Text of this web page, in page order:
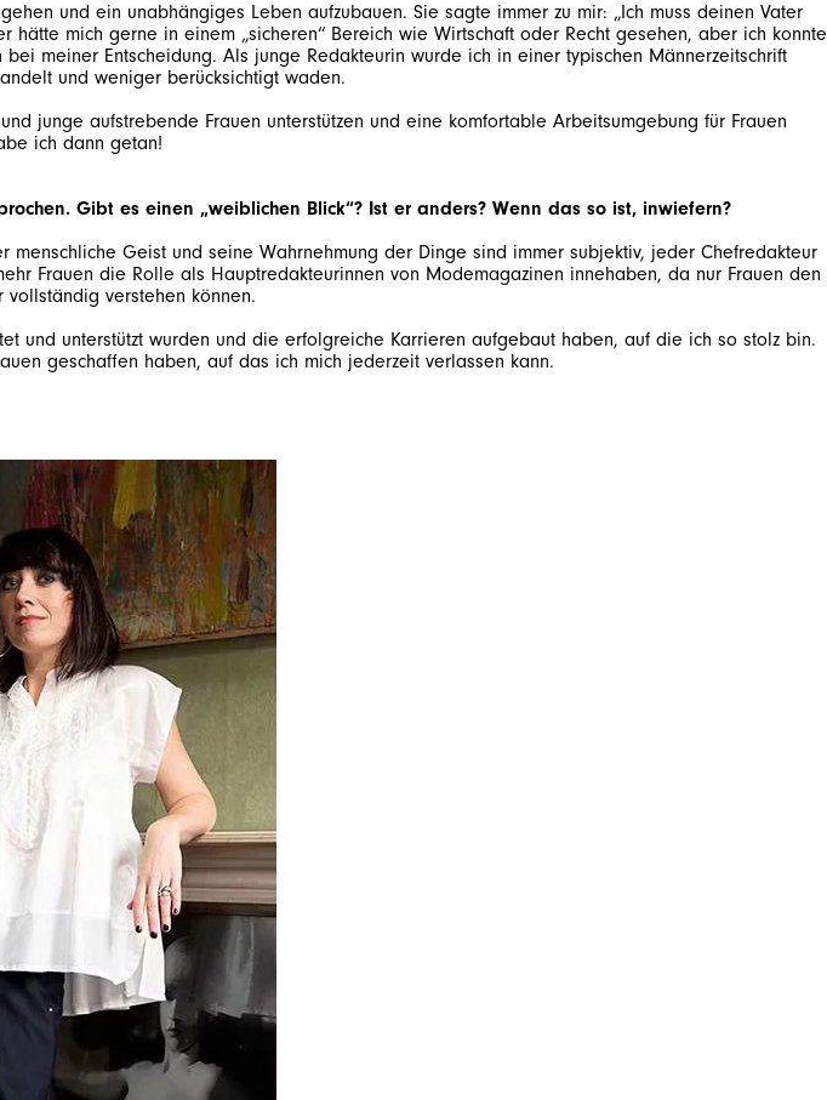
und ein unabhängiges Leben aufzubauen. Sie sagte immer zu mir: „Ich muss deinen Vater
mich gerne in einem „sicheren“ Bereich wie Wirtschaft oder Recht gesehen, aber ich konnte
meiner Entscheidung. Als junge Redakteurin wurde ich in einer typischen Männerzeitschrift
junge aufstrebende Frauen unterstützen und eine komfortable Arbeitsumgebung für Frauen
ich dann getan!
Gibt es einen „weiblichen Blick“? Ist er anders? Wenn das so ist, inwiefern?
Geist und seine Wahrnehmung der Dinge sind immer subjektiv, jeder Chefredakteur
Frauen die Rolle als Hauptredakteurinnen von Modemagazinen innehaben, da nur Frauen den
und unterstützt wurden und die erfolgreiche Karrieren aufgebaut haben, auf die ich so stolz bin.
geschaffen haben, auf das ich mich jederzeit verlassen kann.